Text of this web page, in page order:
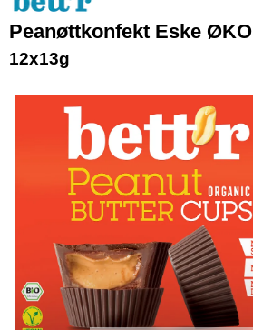
Peanøttkonfekt Eske ØKO
12x13g